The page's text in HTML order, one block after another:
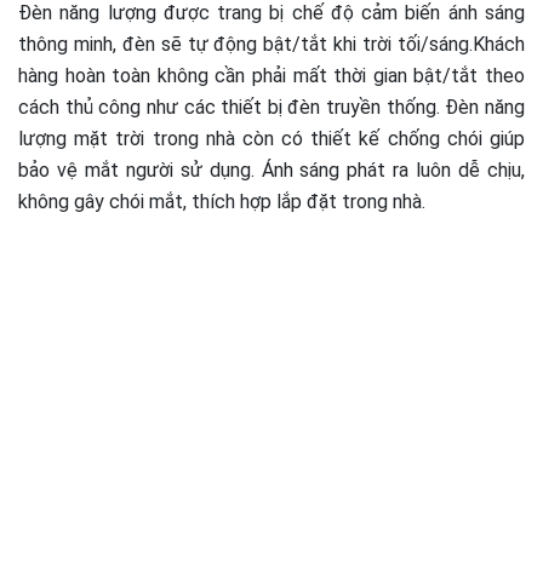
Đèn năng lượng được trang bị chế độ cảm biến ánh sáng
thông minh, đèn sẽ tự động bật/tắt khi trời tối/sáng.Khách
hàng hoàn toàn không cần phải mất thời gian bật/tắt theo
cách thủ công như các thiết bị đèn truyền thống. Đèn năng
lượng mặt trời trong nhà còn có thiết kế chống chói giúp
bảo vệ mắt người sử dụng. Ánh sáng phát ra luôn dễ chịu,
không gây chói mắt, thích hợp lắp đặt trong nhà.